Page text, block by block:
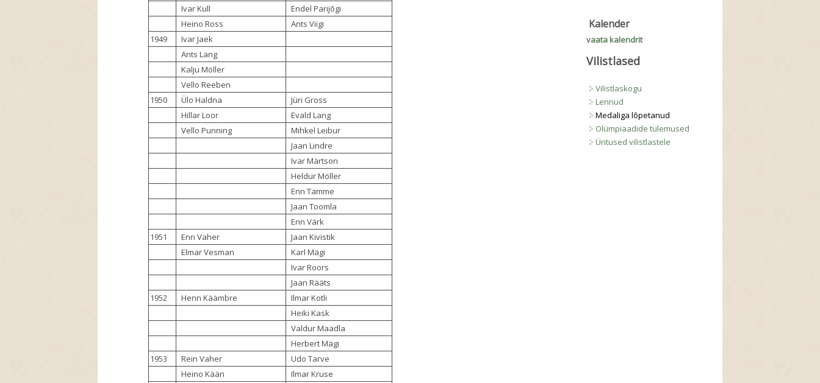
Ivar Kull
Endel Parijõgi
Heino Ross
Ants Viigi
1949
Ivar Jaek
Ants Lang
Kalju Möller
Vello Reeben
1950
Ülo Haldna
Jüri Gross
Hillar Loor
Evald Lang
Vello Punning
Mihkel Leibur
Jaan Lindre
Ivar Märtson
Heldur Möller
Enn Tamme
Jaan Toomla
Enn Värk
1951
Enn Vaher
Jaan Kivistik
Elmar Vesman
Karl Mägi
Ivar Roors
Jaan Rääts
1952
Henn Käämbre
Ilmar Kotli
Heiki Kask
Valdur Maadla
Herbert Mägi
1953
Rein Vaher
Udo Tarve
Heino Kään
Ilmar Kruse
Kalender
vaata kalendrit
Vilistlased
Vilistlaskogu
Lennud
Medaliga lõpetanud
Olümpiaadide tulemused
Üritused vilistlastele